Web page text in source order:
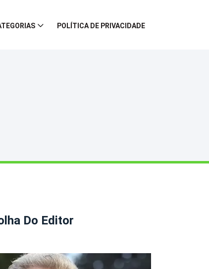
POLÍTICA DE PRIVACIDADE
Do Editor